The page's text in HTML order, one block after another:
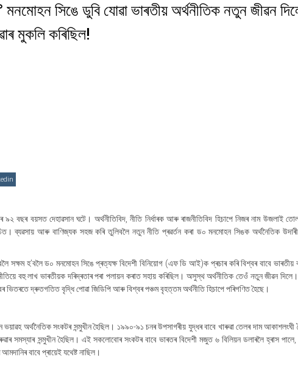
মনমোহন সিঙে ডুবি যোৱা ভাৰতীয় অৰ্থনীতিক নতুন জীৱন
মুকলি কৰিছিল!
বছৰ বয়সত দেহাৱসান ঘটে। অৰ্থনীতিবিদ, নীতি নিৰ্ধাৰক আৰু ৰাজনীতিবিদ হিচাপে নিজৰ নাম উজলাই
ব্যৱসায় আৰু বাণিজ্যক সহজ কৰি তুলিবলৈ নতুন নীতি প্ৰৱৰ্তন কৰা ড০ মনমোহন সিঙক অৰ্থনৈতিক
সক্ষম হ’বলৈ ড০ মনমোহন সিঙে প্ৰত্যক্ষ বিদেশী বিনিয়োগ (এফ ডি আই)ক প্ৰচাৰ কৰি বিশ্বৰ বাবে ভাৰতীয়
বহু লাখ ভাৰতীয়ক দৰিদ্ৰতাৰ পৰা পলায়ন কৰাত সহায় কৰিছিল। অসুস্থ অৰ্থনীতিক তেওঁ নতুন জীৱন
ভিতৰতে দ্ৰুতগতিত বৃদ্ধি পোৱা জিডিপি আৰু বিশ্বৰ পঞ্চম বৃহত্তম অৰ্থনীতি হিচাপে পৰিগণিত হৈছে।
অৰ্থনৈতিক সংকটৰ সন্মুখীন হৈছিল। ১৯৯০-৯১ চনৰ উপসাগৰীয় যুদ্ধৰ বাবে খাৰুৱা তেলৰ দাম আকাশলংঘী
সমস্যাৰ সন্মুখীন হৈছিল। এই সকলোবোৰ সংকটৰ বাবে ভাৰতৰ বিদেশী মজুত ৬ বিলিয়ন ডলাৰলৈ হ্ৰাস পালে,
বাবে প্ৰায়েই যথেষ্ট নাছিল।